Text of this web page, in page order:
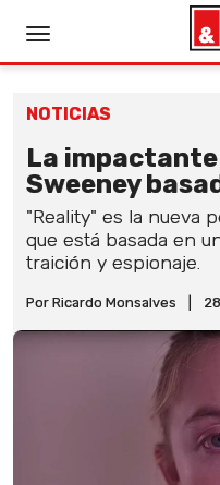
NOTICIAS
La impactante
Sweeney
"Reality" es la nueva
que está basada en
traición y espionaje.
Por Ricardo Monsalves